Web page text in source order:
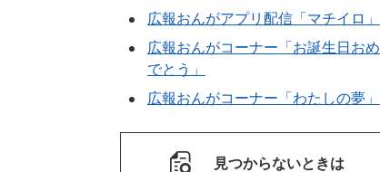
広報おんがアプリ配信「マチイロ」
広報おんがコーナー「お誕生日おめ
でとう」
広報おんがコーナー「わたしの夢」
見つからないときは